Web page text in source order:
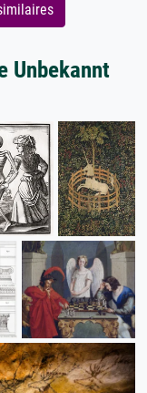
Unbekannt